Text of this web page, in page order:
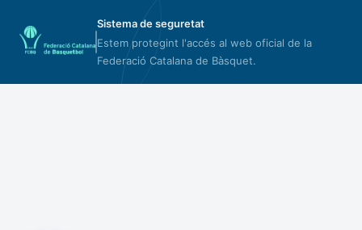
Sistema de seguretat
Estem protegint l'accés al web oficial de la
Federació Catalana de Bàsquet.